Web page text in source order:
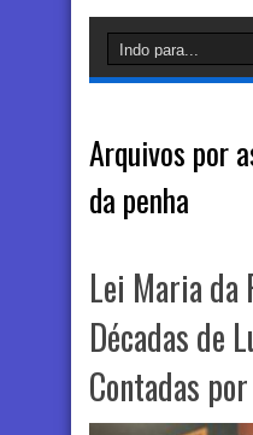
Arquivos por
da penha
Lei Maria da
Décadas de
Contadas